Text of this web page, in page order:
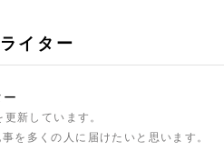
イター
新しています。
を多くの人に届けたいと思います。